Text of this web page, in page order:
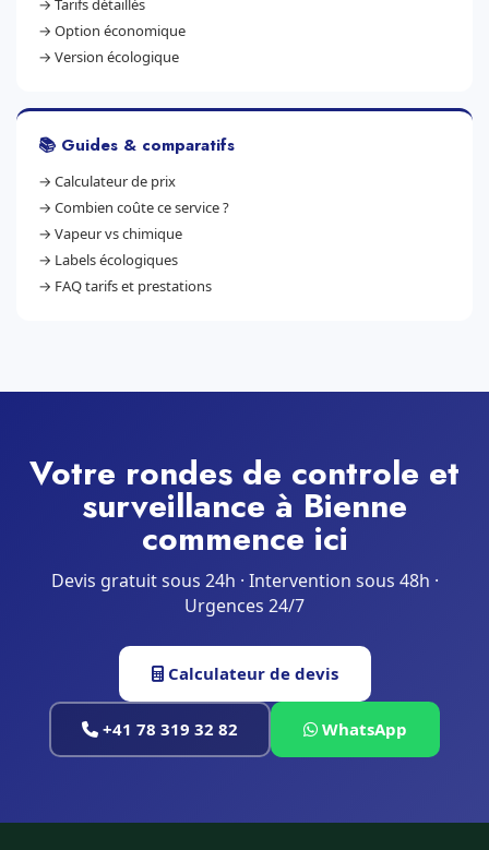
→ Tarifs détaillés
→ Option économique
→ Version écologique
📚 Guides & comparatifs
→ Calculateur de prix
→ Combien coûte ce service ?
→ Vapeur vs chimique
→ Labels écologiques
→ FAQ tarifs et prestations
Votre rondes de controle et
surveillance à Bienne
commence ici
Devis gratuit sous 24h · Intervention sous 48h ·
Urgences 24/7
Calculateur de devis
+41 78 319 32 82 WhatsApp